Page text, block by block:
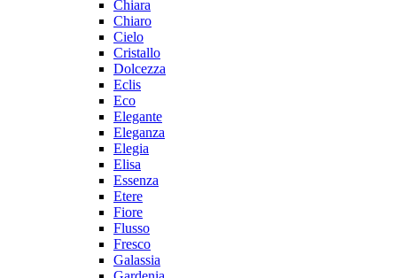
Chiara
Chiaro
Cielo
Cristallo
Dolcezza
Eclis
Eco
Elegante
Eleganza
Elegia
Elisa
Essenza
Etere
Fiore
Flusso
Fresco
Galassia